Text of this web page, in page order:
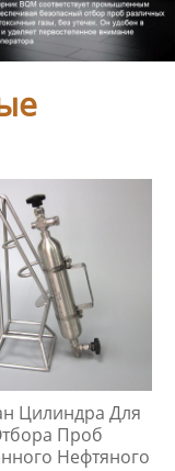
Цилиндра Для
Проб
Нефтяного